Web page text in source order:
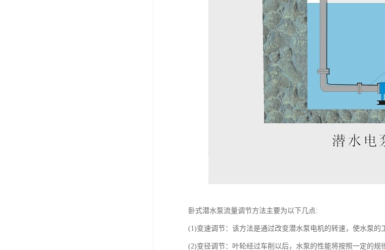
卧式潜水泵流量调节方法主要为以下几点:
(1)变速调节：该方法是通过改变潜水泵电机的转速，使水泵的
(2)变径调节：叶轮经过车削以后，水泵的性能将按照一定的规